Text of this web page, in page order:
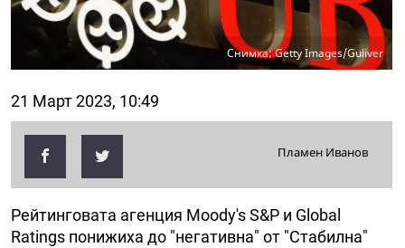
Снимка: Getty Images/Guliver
21 Март 2023, 10:49
Пламен Иванов
Рейтинговата агенция Moody's S&P и Global
Ratings понижиха до "негативна" от "Стабилна"